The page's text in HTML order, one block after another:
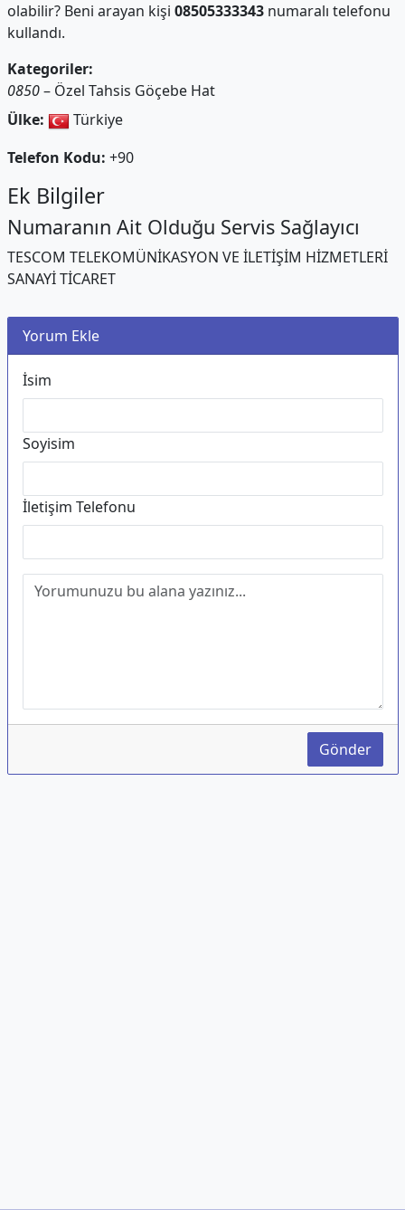
olabilir? Beni arayan kişi 08505333343numaralı telefonu
kullandı.
Kategoriler:
0850– Özel Tahsis Göçebe Hat
Ülke:
Türkiye
Telefon Kodu: +90
Ek Bilgiler
Numaranın Ait Olduğu Servis Sağlayıcı
TESCOM TELEKOMÜNİKASYON VE İLETİŞİM HİZMETLERİ
SANAYİ TİCARET
Yorum Ekle
İsim
Soyisim
İletişim Telefonu
Gönder